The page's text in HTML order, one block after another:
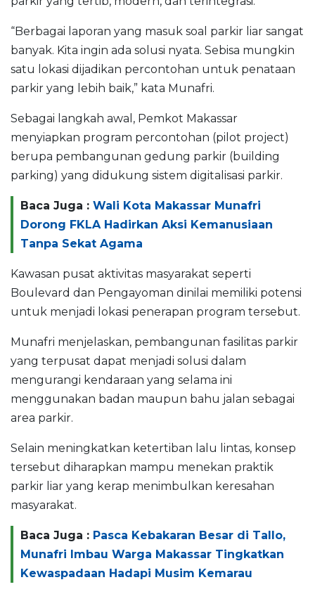
“Berbagai laporan yang masuk soal parkir liar sangat
banyak. Kita ingin ada solusi nyata. Sebisa mungkin
satu lokasi dijadikan percontohan untuk penataan
parkir yang lebih baik,” kata Munafri.
Sebagai langkah awal, Pemkot Makassar
menyiapkan program percontohan (pilot project)
berupa pembangunan gedung parkir (building
parking) yang didukung sistem digitalisasi parkir.
Baca Juga : Wali Kota Makassar Munafri
Dorong FKLA Hadirkan Aksi Kemanusiaan
Tanpa Sekat Agama
Kawasan pusat aktivitas masyarakat seperti
Boulevard dan Pengayoman dinilai memiliki potensi
untuk menjadi lokasi penerapan program tersebut.
Munafri menjelaskan, pembangunan fasilitas parkir
yang terpusat dapat menjadi solusi dalam
mengurangi kendaraan yang selama ini
menggunakan badan maupun bahu jalan sebagai
area parkir.
Selain meningkatkan ketertiban lalu lintas, konsep
tersebut diharapkan mampu menekan praktik
parkir liar yang kerap menimbulkan keresahan
masyarakat.
Baca Juga : Pasca Kebakaran Besar di Tallo,
Munafri Imbau Warga Makassar Tingkatkan
Kewaspadaan Hadapi Musim Kemarau